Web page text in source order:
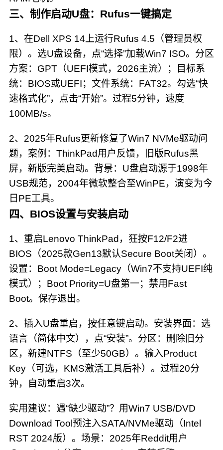
三、制作启动U盘：Rufus一键搞定
1、在Dell XPS 14上运行Rufus 4.5（管理员权
限）。选U盘设备，点“选择”加载Win7 ISO。分区
方案：GPT（UEFI模式，2026主流）；目标系
统：BIOS或UEFI；文件系统：FAT32。勾选“快
速格式化”，点击“开始”。过程5分钟，速度
100MB/s。
2、2025年Rufus更新修复了Win7 NVMe驱动问
题，案例：ThinkPad用户反馈，旧版Rufus黑
屏，新版完美启动。背景：U盘启动源于1998年
USB规范，2004年微软整合至WinPE，演变为今
日PE工具。
四、BIOS设置与安装启动
1、重启Lenovo ThinkPad，狂按F12/F2进
BIOS（2025款Gen13默认Secure Boot关闭）。
设置：Boot Mode=Legacy（Win7不支持UEFI纯
模式）；Boot Priority=U盘第一；禁用Fast
Boot。保存退出。
2、插入U盘重启，按任意键启动。安装界面：选
语言（简体中文），点“安装”。分区：删除旧分
区，新建NTFS（至少50GB）。输入Product
Key（可选，KMS激活工具后补）。过程20分
钟，自动重启3次。
实用建议：遇“缺少驱动”？用Win7 USB/DVD
Download Tool预注入SATA/NVMe驱动（Intel
RST 2024版）。场景：2025年Reddit用户